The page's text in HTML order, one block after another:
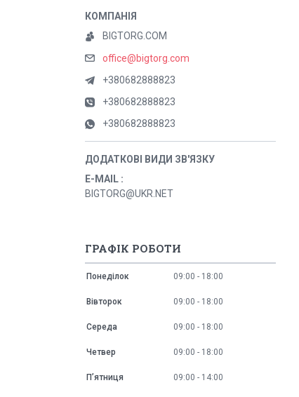
BIGTORG.COM
office@bigtorg.com
+380682888823
+380682888823
+380682888823
E-MAIL
BIGTORG@UKR.NET
ГРАФІК РОБОТИ
Понеділок 09:00 18:00
Вівторок 09:00 18:00
Середа 09:00 18:00
Четвер 09:00 18:00
Пʼятниця 09:00 14:00